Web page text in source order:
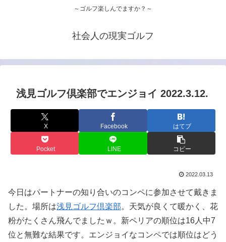
～ゴルフ楽しんでますか？～
社会人の現実ゴルフ
浅見ゴルフ倶楽部でエンジョイ 2022.3.12.
X Facebook はてブ
Pocket LINE コピー
2022.03.13
今日はパートナーの知り合いのコンペに参加させて戴きま
した。場所は浅見ゴルフ倶楽部。天気が良くて暖かく、花
粉がたくさん飛んでましたｗ。新ペリアの順位は16人中7
位と無難な結果です。エンジョイなコンペでは順位はどう